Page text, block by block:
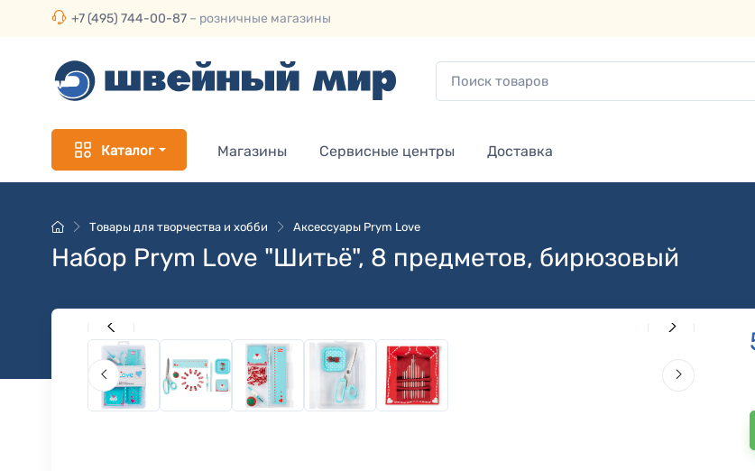
+7 (495) 744-00-87 – розничные магазины
Каталог Магазины Сервисные центры Доставка
Товары для творчества и хобби Аксессуары Prym Love
Набор Prym Love "Шитьё", 8 предметов, бирюзовый